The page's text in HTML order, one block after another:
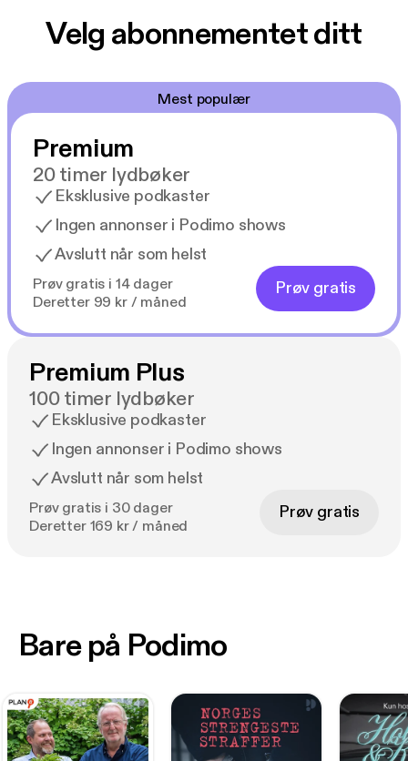
Velg abonnementet ditt
Mest populær
Premium
20 timer lydbøker
Eksklusive podkaster
Ingen annonser i Podimo shows
Avslutt når som helst
Prøv gratis i 14 dager
Deretter 99 kr / måned
Prøv gratis
Premium Plus
100 timer lydbøker
Eksklusive podkaster
Ingen annonser i Podimo shows
Avslutt når som helst
Prøv gratis i 30 dager
Deretter 169 kr / måned
Prøv gratis
Bare på Podimo